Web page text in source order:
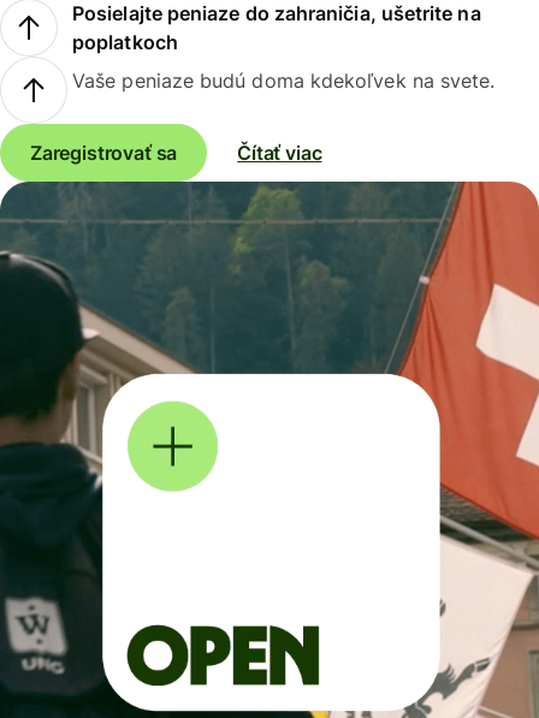
Posielajte peniaze do zahraničia, ušetrite na
poplatkoch
Vaše peniaze budú doma kdekoľvek na svete.
Zaregistrovať sa Čítať viac